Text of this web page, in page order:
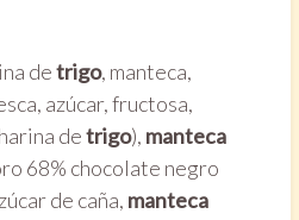
detrigo, manteca,
azúcar, fructosa,
detrigo), manteca
68% chocolate negro
de caña, manteca